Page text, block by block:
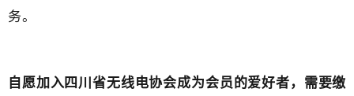
务。
自愿加入四川省无线电协会成为会员的爱好者，需要缴